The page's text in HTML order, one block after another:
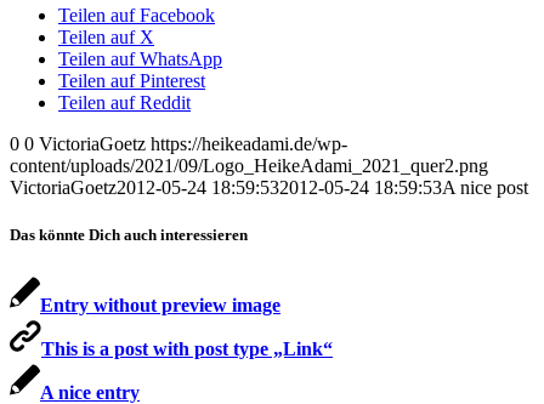
Teilen auf Facebook
Teilen auf X
Teilen auf WhatsApp
Teilen auf Pinterest
Teilen auf Reddit
0 0 VictoriaGoetz https://heikeadami.de/wp-
content/uploads/2021/09/Logo_HeikeAdami_2021_quer2.png
VictoriaGoetz2012-05-24 18:59:532012-05-24 18:59:53A nice post
Das könnte Dich auch interessieren
Entry without preview image
This is a post with post type „Link“
A nice entry